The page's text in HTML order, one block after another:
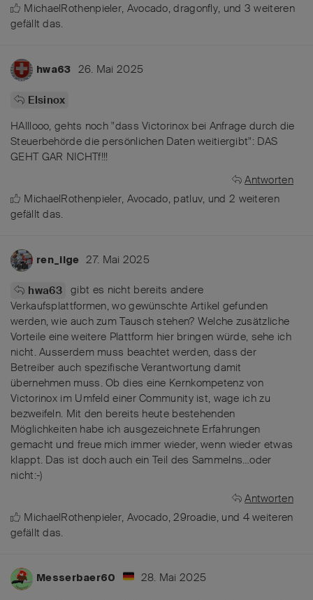
MichaelRothenpieler, Avocado,dragonfly, und 3 weiteren
gefällt das.
hwa63 26. Mai 2025
Elsinox
HAlllooo, gehts noch "dass Victorinox bei Anfrage durch die
Steuerbehörde die persönlichen Daten weitiergibt": DAS
GEHT GAR NICHTf!!!
Antworten
MichaelRothenpieler, Avocado, patluv, und 2 weiteren
gefällt das.
ren_ilge 27. Mai 2025
hwa63
gibt es nicht bereits andere
Verkaufsplattformen, wo gewünschte Artikel gefunden
werden, wie auch zum Tausch stehen? Welche zusätzliche
Vorteile eine weitere Plattform hier bringen würde, sehe ich
nicht. Ausserdem muss beachtet werden, dass der
Betreiber auch spezifische Verantwortung damit
übernehmen muss. Ob dies eine Kernkompetenz von
Victorinox im Umfeld einer Community ist, wage ich zu
bezweifeln. Mit den bereits heute bestehenden
Möglichkeiten habe ich ausgezeichnete Erfahrungen
gemacht und freue mich immer wieder, wenn wieder etwas
klappt. Das ist doch auch ein Teil des Sammelns…oder
nicht:-)
Antworten
MichaelRothenpieler, Avocado,29roadie, und 4weiteren
gefällt das.
Messerbaer60 28. Mai 2025